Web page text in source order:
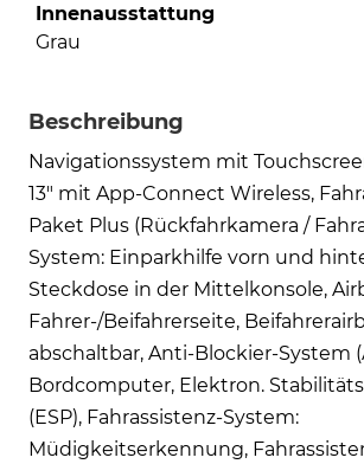
Innenausstattung
Grau
Beschreibung
Navigationssystem mit
13" mit App-Connect Wireless,
Paket Plus (Rückfahrkamera /
System: Einparkhilfe vorn und
Steckdose in der Mittelkonsole,
Fahrer-/Beifahrerseite,
abschaltbar, Anti-Blockier-System
Bordcomputer, Elektron.
(ESP), Fahrassistenz-System:
Müdigkeitserkennung,